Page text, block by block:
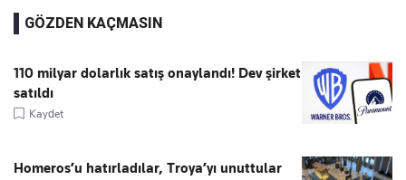
GÖZDEN KAÇMASIN
110 milyar dolarlık satış onaylandı! Dev şirket
satıldı
Kaydet
Homeros’u hatırladılar, Troya’yı unuttular